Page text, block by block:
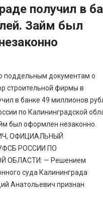
получил в
Займ был
поддельным документам о
строительной фирмы в
в банке 49 миллионов
по Калининградской
был оформлен незаконно.
ОФИЦИАЛЬНЫЙ
РОССИИ ПО
ОБЛАСТИ: — Решением
суда Калининграда
Анатольевич признан